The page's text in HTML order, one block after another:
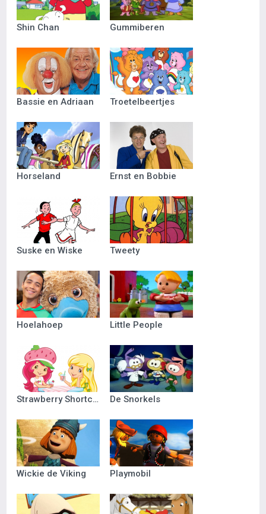
Shin Chan Gummiberen
Bassie en Adriaan Troetelbeertjes
Horseland Ernst en Bobbie
Suske en Wiske Tweety
Hoelahoep Little People
Strawberry Shortcake De Snorkels
Wickie de Viking Playmobil